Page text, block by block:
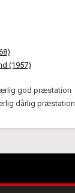
(1957)
god præstation
dårlig præstation